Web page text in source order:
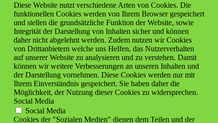
Diese Website nutzt verschiedene Arten von Cookies. Die
funktionellen Cookies werden von Ihrem Browser gespeichert
und stellen die grundsätzliche Funktion der Website, sowie
Integrität der Darstellung von Inhalten sicher und können
daher nicht abgelehnt werden. Zudem nutzen wir Cookies
von Drittanbietern welche uns Helfen, das Nutzerverhalten
auf unserer Website zu analysieren und zu verstehen. Damit
können wir weitere Verbesserungen an unseren Inhalten und
der Darstellung vornehmen. Diese Cookies werden nur mit
Ihrem Einverständnis gespeichert. Sie haben daher die
Möglichkeit, der Nutzung dieser Cookies zu widersprechen.
Social Media
Social Media
Cookies der "Sozialen Medien" dienen dem Teilen und der